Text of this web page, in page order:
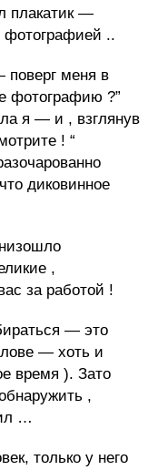
плакатик —
фотографией ..
поверг меня в
фотографию ?”
я — и , взглянув
! “
диковинное
,
за работой !
— это
— хоть и
время ). Зато
,
…
только у него